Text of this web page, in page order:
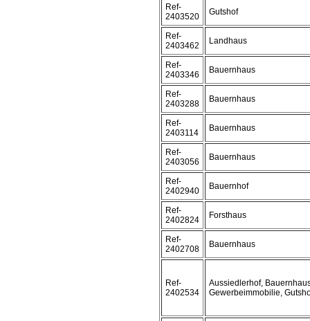
Ref-
2403520
Gutshof
Ref-
2403462
Landhaus
Ref-
2403346
Bauernhaus
Ref-
2403288
Bauernhaus
Ref-
2403114
Bauernhaus
Ref-
2403056
Bauernhaus
Ref-
2402940
Bauernhof
Ref-
2402824
Forsthaus
Ref-
2402708
Bauernhaus
Ref-
2402534
Aussiedlerhof,
Gewerbeimmobilie,